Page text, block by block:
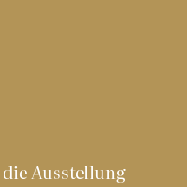
Ausstellung